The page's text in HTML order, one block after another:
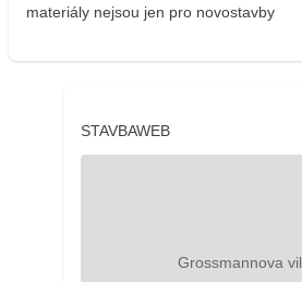
materiály nejsou jen pro novostavby
STAVBAWEB